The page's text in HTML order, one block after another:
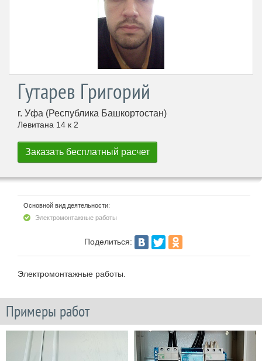
Гутарев Григорий
г. Уфа (Республика Башкортостан)
Левитана 14 к 2
Основной вид деятельности:
Электромонтажные работы
Поделиться:
Электромонтажные работы.
Примеры работ